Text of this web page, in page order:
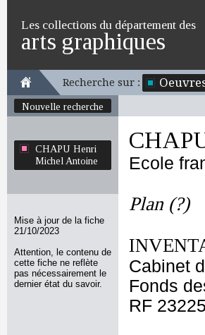
Les collections du département des
arts graphiques
Recherche sur :
Nouvelle recherche
CHAPU Henri
Michel Antoine
Mise à jour de la fiche
21/10/2023
Attention, le contenu de
cette fiche ne reflète
pas nécessairement le
dernier état du savoir.
Ecole
Plan (?)
Cabinet
Fonds
RF